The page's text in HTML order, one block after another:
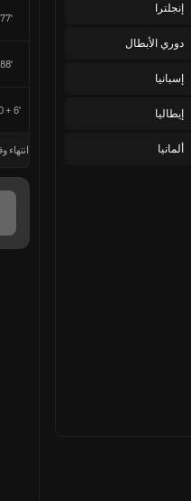
إنجلترا
دوري الأبطال
إسبانيا
إيطاليا
ألمانيا
77'
88'
+ 6'
انتهاء